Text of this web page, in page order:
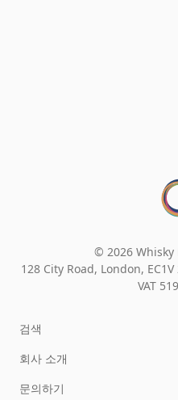
© 2026 Whisky
128 City Road, London, EC1V
VAT
검색
회사 소개
문의하기